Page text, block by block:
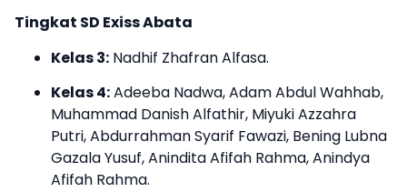
Tingkat SD Exiss Abata
Kelas 3: Nadhif Zhafran Alfasa.
Kelas 4:Adeeba Nadwa, Adam Abdul Wahhab,
Muhammad Danish Alfathir, Miyuki Azzahra
Putri, Abdurrahman Syarif Fawazi, Bening Lubna
Gazala Yusuf, Anindita Afifah Rahma, Anindya
Afifah Rahma.